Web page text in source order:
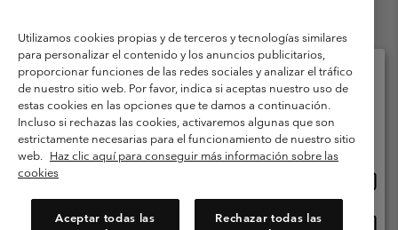
Condiciones de uso
Terminos de Venta
Garantía
Política de Privacidad
Términos y condiciones del programa de miembros
Términos De Uso Del Contenido Generado Por Los Usuarios
Impressum
Cookies Public CBCR
Utilizamos cookies propias y de terceros y tecnologías similares
para personalizar el contenido y los anuncios publicitarios,
proporcionar funciones de las redes sociales y analizar el tráfico
de nuestro sitio web. Por favor, indica si aceptas nuestro uso de
estas cookies en las opciones que te damos a continuación.
Incluso si rechazas las cookies, activaremos algunas que son
estrictamente necesarias para el funcionamiento de nuestro sitio
web. Haz clic aquí para conseguir más información sobre las
cookies
Aceptar todas las
Rechazar todas las
Selecciona tu país e idioma envío
Compras en línea disponibles
línea
España